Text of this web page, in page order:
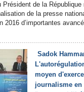
Président de la République
de la presse
2016 d’importantes
Sadok
moyen
journalisme en